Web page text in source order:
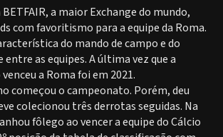
a maior Exchange do mundo,
com favoritismo para a equipe da Roma.
do mando de campo e do
as equipes. A última vez que a
a Roma foi em 2021.
começou o campeonato. Porém, deu
colecionou três derrotas seguidas. Na
fôlego ao vencer a equipe do Cálcio